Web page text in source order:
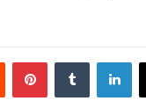
لينكدإن